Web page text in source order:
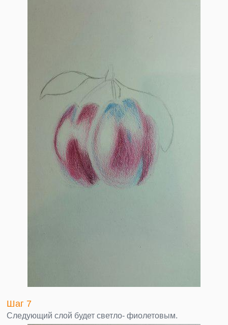
Шаг 7
Следующий слой будет светло- фиолетовым.